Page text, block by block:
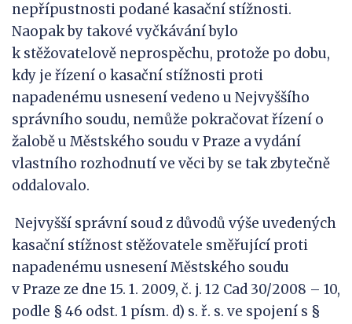
nepřípustnosti podané kasační stížnosti.
Naopak by takové vyčkávání bylo
k stěžovatelově neprospěchu, protože po dobu,
kdy je řízení o kasační stížnosti proti
napadenému usnesení vedeno u Nejvyššího
správního soudu, nemůže pokračovat řízení o
žalobě u Městského soudu v Praze a vydání
vlastního rozhodnutí ve věci by se tak zbytečně
oddalovalo.
Nejvyšší správní soud z důvodů výše uvedených
kasační stížnost stěžovatele směřující proti
napadenému usnesení Městského soudu
v Praze ze dne 15. 1. 2009, č. j. 12 Cad 30/2008 – 10,
podle § 46 odst. 1 písm. d) s. ř. s. ve spojení s §